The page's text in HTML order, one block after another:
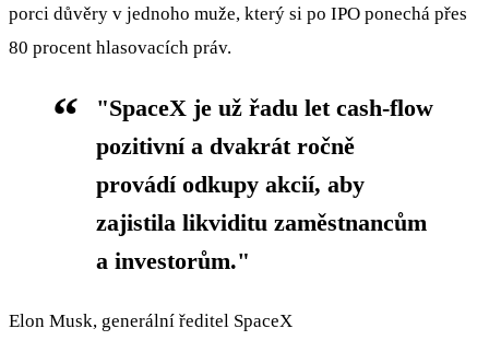
porci důvěry v jednoho muže, který si po IPO ponechá přes
80 procent hlasovacích práv.
"SpaceX je už řadu let cash-flow
pozitivní a dvakrát ročně
provádí odkupy akcií, aby
zajistila likviditu zaměstnancům
a investorům."
Elon Musk, generální ředitel SpaceX